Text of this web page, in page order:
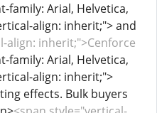
family: Arial, Helvetica,
align: inherit;"> and
align: inherit;">Cenforce
family: Arial, Helvetica,
align: inherit;">
effects. Bulk buyers